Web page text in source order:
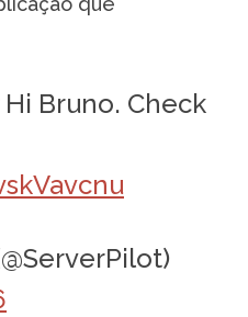
Hi Bruno. Check